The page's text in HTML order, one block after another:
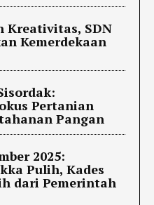
Kreativitas, SDN
Kemerdekaan
Pertanian
Pangan
2025:
Pulih, Kades
dari Pemerintah